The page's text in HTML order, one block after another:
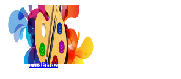
Перейти
к
содержимому
Главная